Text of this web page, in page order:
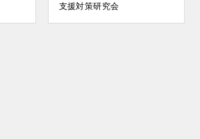
支援対策研究会